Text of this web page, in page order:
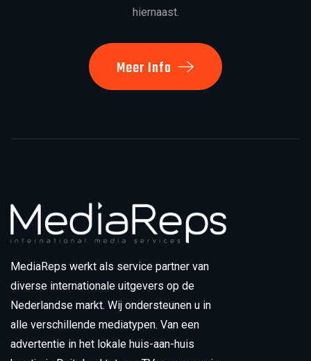
hiernaast.
Meer Info
MediaReps werkt als service partner van
diverse internationale uitgevers op de
Nederlandse markt. Wij ondersteunen u in
alle verschillende mediatypen. Van een
advertentie in het lokale huis-aan-huis